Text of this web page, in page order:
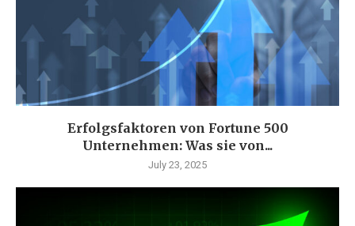
Erfolgsfaktoren von Fortune 500
Unternehmen: Was sie von...
July 23, 2025